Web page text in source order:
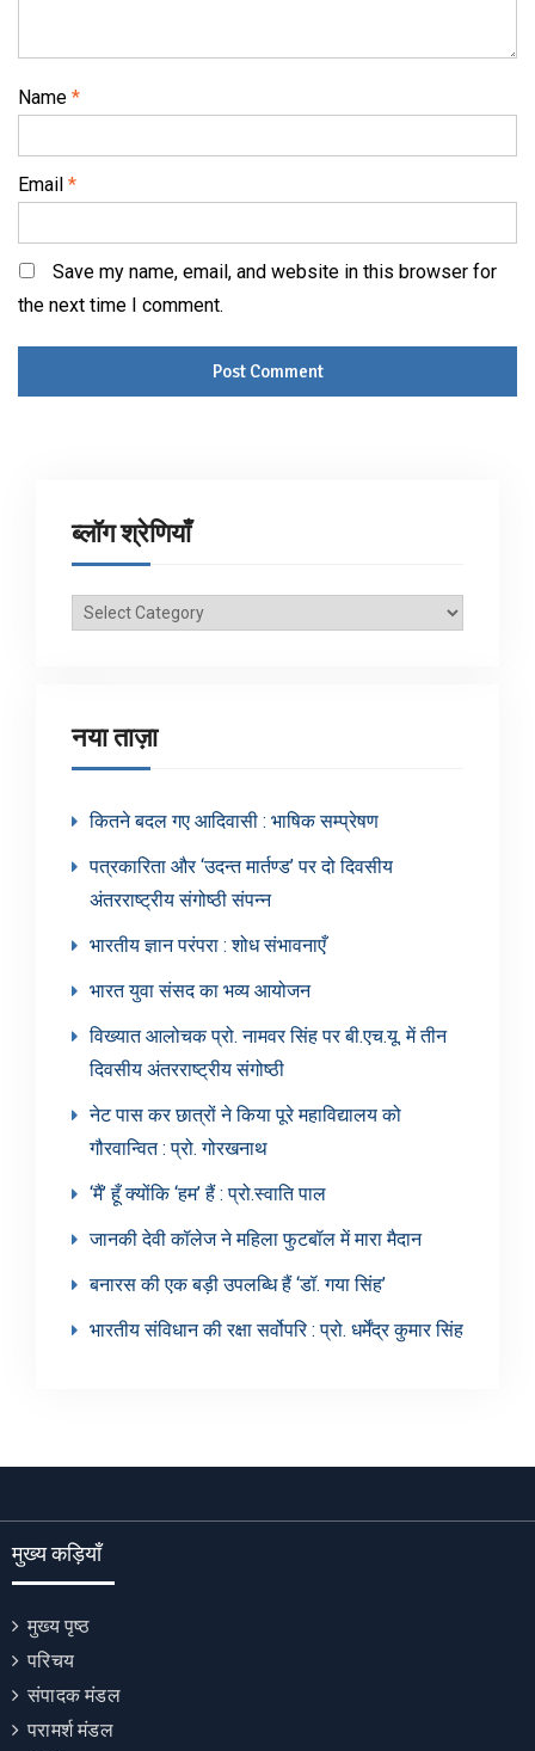
Name *
Email *
Save my name, email, and website in this browser for
the next time I comment.
ब्लॉग श्रेणियाँ
ब्लॉग
नया ताज़ा
कितने बदल गए आदिवासी : भाषिक सम्प्रेषण
पत्रकारिता और ‘उदन्त मार्तण्ड’ पर दो दिवसीय
अंतरराष्ट्रीय संगोष्ठी संपन्न
भारतीय ज्ञान परंपरा : शोध संभावनाएँ
भारत युवा संसद का भव्य आयोजन
विख्यात आलोचक प्रो. नामवर सिंह पर बी.एच.यू. में तीन
दिवसीय अंतरराष्ट्रीय संगोष्ठी
नेट पास कर छात्रों ने किया पूरे महाविद्यालय को
गौरवान्वित : प्रो. गोरखनाथ
‘मैं’ हूँ क्योंकि ‘हम’ हैं : प्रो.स्वाति पाल
जानकी देवी कॉलेज ने महिला फुटबॉल में मारा मैदान
बनारस की एक बड़ी उपलब्धि हैं ‘डॉ. गया सिंह’
भारतीय संविधान की रक्षा सर्वोपरि : प्रो. धर्मेंद्र कुमार सिंह
मुख्य कड़ियाँ
मुख्य पृष्ठ
परिचय
संपादक मंडल
परामर्श मंडल